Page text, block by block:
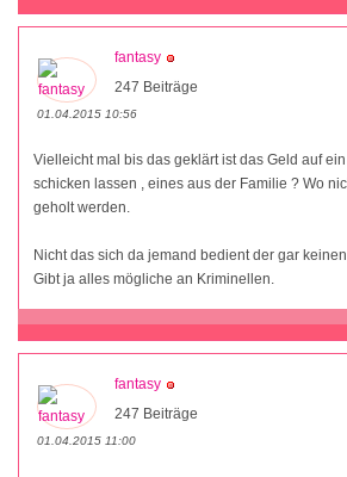
fantasy
247 Beiträge
01.04.2015 10:56
Vielleicht mal bis das geklärt ist das Geld auf
schicken lassen , eines aus der Familie ? Wo
geholt werden.
Nicht das sich da jemand bedient der gar
Gibt ja alles mögliche an Kriminellen.
fantasy
247 Beiträge
01.04.2015 11:00